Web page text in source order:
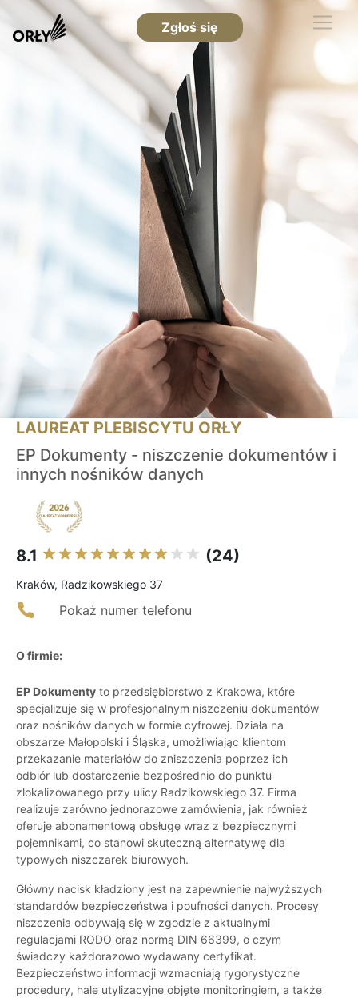
Zgłoś się
LAUREAT PLEBISCYTU ORŁY
EP Dokumenty - niszczenie dokumentów i
innych nośników danych
8.1 (24)
Kraków, Radzikowskiego 37
Pokaż numer telefonu
O firmie:
EP Dokumenty to przedsiębiorstwo z Krakowa, które
specjalizuje się w profesjonalnym niszczeniu dokumentów
oraz nośników danych w formie cyfrowej. Działa na
obszarze Małopolski i Śląska, umożliwiając klientom
przekazanie materiałów do zniszczenia poprzez ich
odbiór lub dostarczenie bezpośrednio do punktu
zlokalizowanego przy ulicy Radzikowskiego 37. Firma
realizuje zarówno jednorazowe zamówienia, jak również
oferuje abonamentową obsługę wraz z bezpiecznymi
pojemnikami, co stanowi skuteczną alternatywę dla
typowych niszczarek biurowych.
Główny nacisk kładziony jest na zapewnienie najwyższych
standardów bezpieczeństwa i poufności danych. Procesy
niszczenia odbywają się w zgodzie z aktualnymi
regulacjami RODO oraz normą DIN 66399, o czym
świadczy każdorazowo wydawany certyfikat.
Bezpieczeństwo informacji wzmacniają rygorystyczne
procedury, hale utylizacyjne objęte monitoringiem, a także